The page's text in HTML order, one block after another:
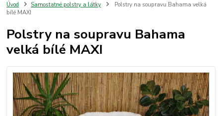
Úvod Samostatné polstry a látky
Polstry na soupravu Bahama velká
bílé MAXI
Polstry na soupravu Bahama
velká bílé MAXI